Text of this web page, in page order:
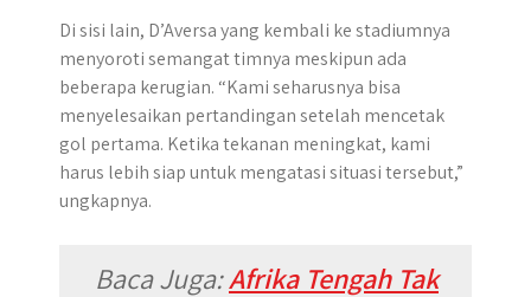
Di sisi lain, D’Aversa yang kembali ke stadiumnya
menyoroti semangat timnya meskipun ada
beberapa kerugian. “Kami seharusnya bisa
menyelesaikan pertandingan setelah mencetak
gol pertama. Ketika tekanan meningkat, kami
harus lebih siap untuk mengatasi situasi tersebut,”
ungkapnya.
Baca Juga:Afrika Tengah Tak